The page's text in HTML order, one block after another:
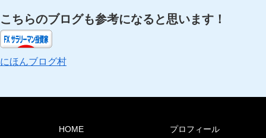
こちらのブログも参考になると思います！
にほんブログ村
HOME プロフィール